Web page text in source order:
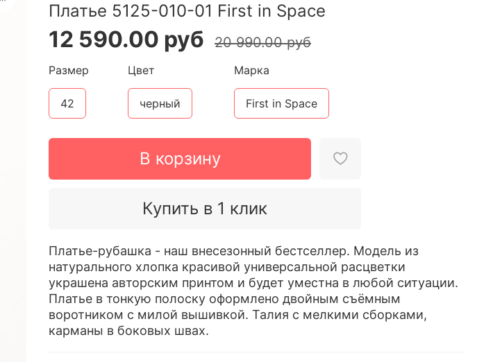
Платье 5125-010-01 First in Space
12 590.00 руб 20 990.00 руб
В корзину
Купить в 1 клик
Размер
42
Цвет
черный
Марка
First in Space
Платье-рубашка - наш внесезонный бестселлер. Модель из
натурального хлопка красивой универсальной расцветки
украшена авторским принтом и будет уместна в любой ситуации.
Платье в тонкую полоску оформлено двойным съёмным
воротником с милой вышивкой. Талия с мелкими сборками,
карманы в боковых швах.